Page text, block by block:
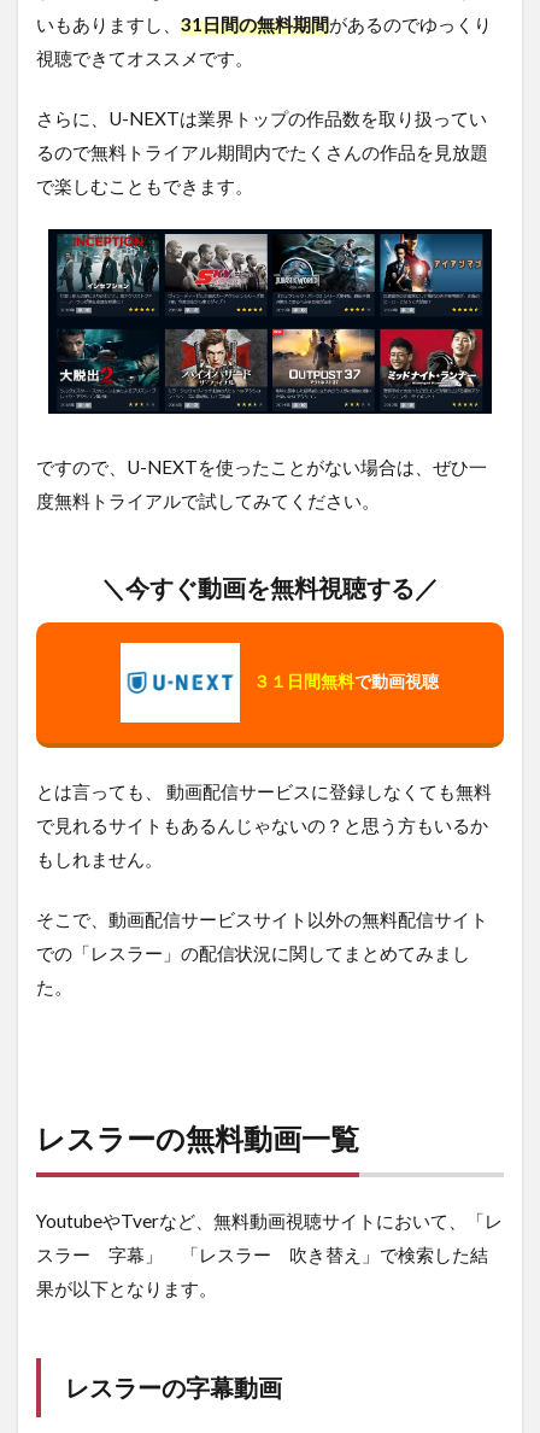
いもありますし、 31日間の無料期間があるのでゆっくり
視聴できてオススメです。
さらに、U-NEXTは業界トップの作品数を取り扱ってい
るので無料トライアル期間内でたくさんの作品を見放題
で楽しむこともできます。
ですので、U-NEXTを使ったことがない場合は、ぜひ一
度無料トライアルで試してみてください。
＼今すぐ動画を無料視聴する／
３１日間無料で動画視聴
とは言っても、 動画配信サービスに登録しなくても無料
で見れるサイトもあるんじゃないの？と思う方もいるか
もしれません。
そこで、動画配信サービスサイト以外の無料配信サイト
での「レスラー」の配信状況に関してまとめてみまし
た。
レスラーの無料動画一覧
YoutubeやTverなど、無料動画視聴サイトにおいて、「レ
スラー 字幕」 「レスラー 吹き替え」で検索した結
果が以下となります。
レスラーの字幕動画